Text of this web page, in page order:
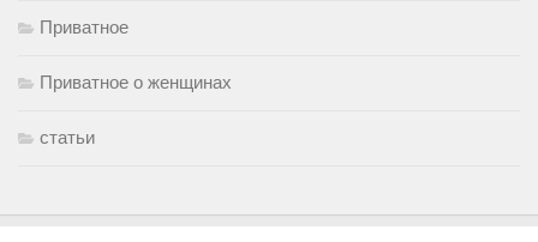
Приватное
Приватное о женщинах
статьи